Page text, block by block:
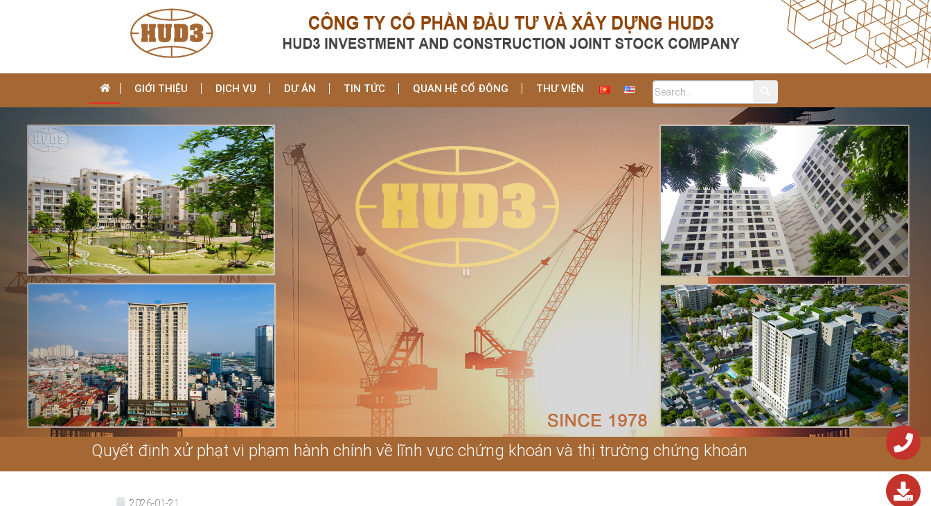
GIỚI THIỆU DỊCH VỤ DỰ ÁN TIN TỨC QUAN HỆ CỔ ĐÔNG THƯ VIỆN
Quyết định xử phạt vi phạm hành chính về lĩnh vực chứng khoán và thị trường chứng khoán
2026-01-21
0243.824.572